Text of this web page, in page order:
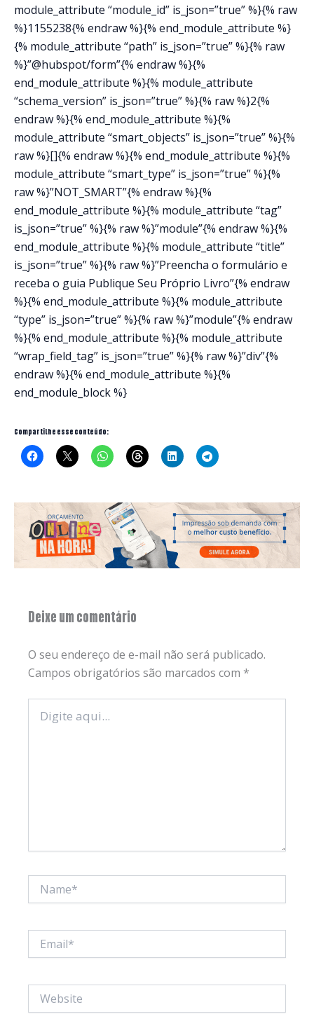
module_attribute “module_id” is_json=”true” %}{% raw
%}1155238{% endraw %}{% end_module_attribute %}
{% module_attribute “path” is_json=”true” %}{% raw
%}”@hubspot/form”{% endraw %}{%
end_module_attribute %}{% module_attribute
“schema_version” is_json=”true” %}{% raw %}2{%
endraw %}{% end_module_attribute %}{%
module_attribute “smart_objects” is_json=”true” %}{%
raw %}[]{% endraw %}{% end_module_attribute %}{%
module_attribute “smart_type” is_json=”true” %}{%
raw %}”NOT_SMART”{% endraw %}{%
end_module_attribute %}{% module_attribute “tag”
is_json=”true” %}{% raw %}”module”{% endraw %}{%
end_module_attribute %}{% module_attribute “title”
is_json=”true” %}{% raw %}”Preencha o formulário e
receba o guia Publique Seu Próprio Livro”{% endraw
%}{% end_module_attribute %}{% module_attribute
“type” is_json=”true” %}{% raw %}”module”{% endraw
%}{% end_module_attribute %}{% module_attribute
“wrap_field_tag” is_json=”true” %}{% raw %}”div”{%
endraw %}{% end_module_attribute %}{%
end_module_block %}
Compartilhe esse conteúdo:
Deixe um comentário
O seu endereço de e-mail não será publicado.
Campos obrigatórios são marcados com *
aqui...